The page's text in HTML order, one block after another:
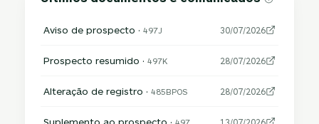
Aviso de prospecto ·497J 30/07/2026
Prospecto resumido ·497K 28/07/2026
Alteração de registro ·485BPOS 28/07/2026
Suplemento ao prospecto ·497 13/07/2026